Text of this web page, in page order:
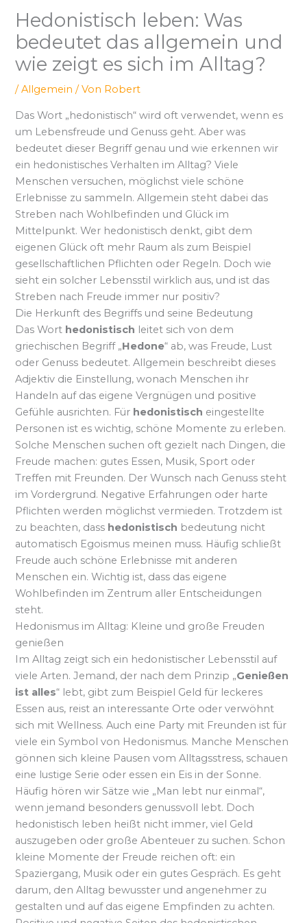
Hedonistisch leben: Was
bedeutet das allgemein und
wie zeigt es sich im Alltag?
/Allgemein / Von Robert
Das Wort „hedonistisch“ wird oft verwendet, wenn es
um Lebensfreude und Genuss geht. Aber was
bedeutet dieser Begriff genau und wie erkennen wir
ein hedonistisches Verhalten im Alltag? Viele
Menschen versuchen, möglichst viele schöne
Erlebnisse zu sammeln. Allgemein steht dabei das
Streben nach Wohlbefinden und Glück im
Mittelpunkt. Wer hedonistisch denkt, gibt dem
eigenen Glück oft mehr Raum als zum Beispiel
gesellschaftlichen Pflichten oder Regeln. Doch wie
sieht ein solcher Lebensstil wirklich aus, und ist das
Streben nach Freude immer nur positiv?
Die Herkunft des Begriffs und seine Bedeutung
Das Wort hedonistisch leitet sich von dem
griechischen Begriff „Hedone“ ab, was Freude, Lust
oder Genuss bedeutet. Allgemein beschreibt dieses
Adjektiv die Einstellung, wonach Menschen ihr
Handeln auf das eigene Vergnügen und positive
Gefühle ausrichten. Für hedonistisch eingestellte
Personen ist es wichtig, schöne Momente zu erleben.
Solche Menschen suchen oft gezielt nach Dingen, die
Freude machen: gutes Essen, Musik, Sport oder
Treffen mit Freunden. Der Wunsch nach Genuss steht
im Vordergrund. Negative Erfahrungen oder harte
Pflichten werden möglichst vermieden. Trotzdem ist
zu beachten, dass hedonistisch bedeutung nicht
automatisch Egoismus meinen muss. Häufig schließt
Freude auch schöne Erlebnisse mit anderen
Menschen ein. Wichtig ist, dass das eigene
Wohlbefinden im Zentrum aller Entscheidungen
steht.
Hedonismus im Alltag: Kleine und große Freuden
genießen
Im Alltag zeigt sich ein hedonistischer Lebensstil auf
viele Arten. Jemand, der nach dem Prinzip „Genießen
ist alles“ lebt, gibt zum Beispiel Geld für leckeres
Essen aus, reist an interessante Orte oder verwöhnt
sich mit Wellness. Auch eine Party mit Freunden ist für
viele ein Symbol von Hedonismus. Manche Menschen
gönnen sich kleine Pausen vom Alltagsstress, schauen
eine lustige Serie oder essen ein Eis in der Sonne.
Häufig hören wir Sätze wie „Man lebt nur einmal“,
wenn jemand besonders genussvoll lebt. Doch
hedonistisch leben heißt nicht immer, viel Geld
auszugeben oder große Abenteuer zu suchen. Schon
kleine Momente der Freude reichen oft: ein
Spaziergang, Musik oder ein gutes Gespräch. Es geht
darum, den Alltag bewusster und angenehmer zu
gestalten und auf das eigene Empfinden zu achten.